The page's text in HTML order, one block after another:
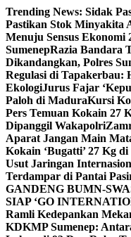
Skip
to
content
Trending News: Sidak
Pastikan Stok Minyakita
Menuju Sensus
SumenepRazia Bandara
Dikandangkan, Polres
Regulasi di Tapakerbau:
EkologiJurus Fajar
Paloh di MaduraKursi
Pers Temuan Kokain 27
Dipanggil Wakapolri
Aparat Jangan Main
Kokain ‘Bugatti’ 27 Kg
Usut Jaringan
Terdampar di Pantai
GANDENG BUMN-
SIAP ‘GO
Ramli Kedepankan
KDKMP Sumenep: